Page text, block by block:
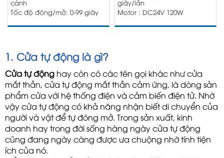
cánh
Tốc độ đóng/mở: 0-99 giây
giây/lần
Motor : DC24V 120W
1. Cửa tự động là gì?
Cửa tự động hay còn có các tên gọi khác như cửa
mắt thần, cửa tự động mắt thần cảm ứng, là dòng sản
phẩm cửa với hệ thống điện và cảm biến điện tử. Nhờ
vậy cửa tự động có khả năng nhận biết di chuyển của
người và vật để tự đóng mở. Trong sản xuất, kinh
doanh hay trong đời sống hàng ngày cửa tự động
cũng đang ngày càng được ưa chuộng nhờ tính tiện
ích của nó.